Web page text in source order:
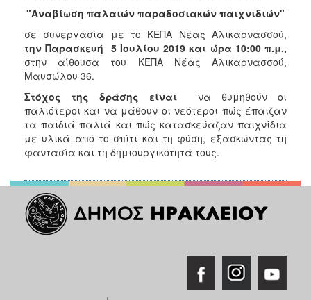
Δημιουργικής
Απασχόλησης
Παιδιών
(Κ.Δ.Α.Π.)
Κέντρα
Ημερήσιας
Φροντίδας
Ηλικιωμένων
(Κ.Η.Φ.Η.)
Κ.Δ.Α.Π.Α.μεΑ.
Αδειοδότηση
&
Έλεγχος
Βρεφονηπιακών
Σταθμών
"Αναβίωση παλαιών παραδοσιακών παιχνιδιών"
σε συνεργασία με το ΚΕΠΑ Νέας Αλικαρνασσού,
την Παρασκευή 5 Ιουλίου 2019 και ώρα 10:00 π.μ.,
στην αίθουσα του ΚΕΠΑ Νέας Αλικαρνασσού,
Μαυσώλου 36.
Στόχος της δράσης είναι να θυμηθούν οι
παλιότεροι και να μάθουν οι νεότεροι πώς έπαιζαν
τα παιδιά παλιά και πώς κατασκεύαζαν παιχνίδια
με υλικά από το σπίτι και τη φύση, εξασκώντας τη
φαντασία και τη δημιουργικότητά τους.